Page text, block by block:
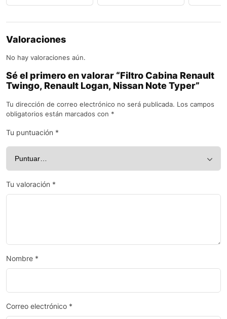
Valoraciones
No hay valoraciones aún.
Sé el primero en valorar “Filtro Cabina Renault
Twingo, Renault Logan, Nissan Note Typer”
Tu dirección de correo electrónico no será publicada. Los campos
obligatorios están marcados con *
Tu puntuación *
Tu valoración *
Nombre *
Correo electrónico *